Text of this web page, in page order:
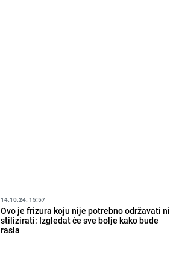
14.10.24. 15:57
Ovo je frizura koju nije potrebno održavati ni
stilizirati: Izgledat će sve bolje kako bude
rasla